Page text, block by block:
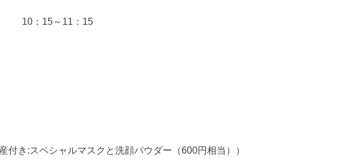
10：15～11：15
き:スペシャルマスクと洗顔パウダー（600円相当））